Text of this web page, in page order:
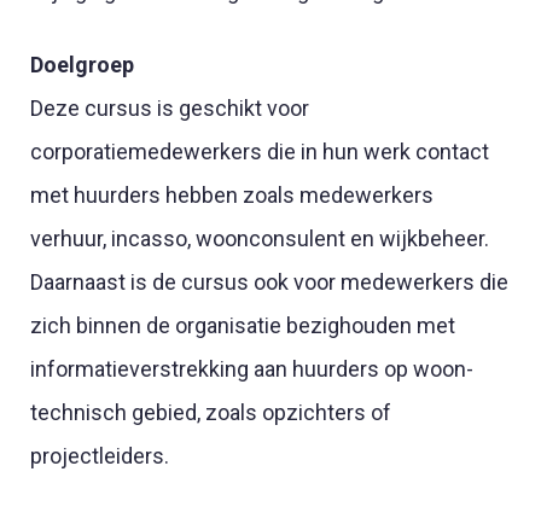
Doelgroep
Deze cursus is geschikt voor
corporatiemedewerkers die in hun werk contact
met huurders hebben zoals medewerkers
verhuur, incasso, woonconsulent en wijkbeheer.
Daarnaast is de cursus ook voor medewerkers die
zich binnen de organisatie bezighouden met
informatieverstrekking aan huurders op woon-
technisch gebied, zoals opzichters of
projectleiders.